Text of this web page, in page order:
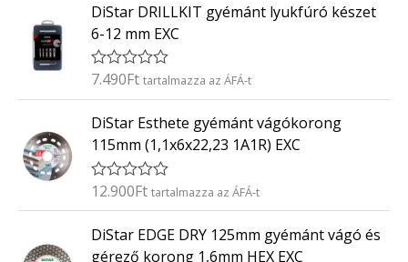
é
k
e
l
s
:
/
5
DiStar DRILLKIT gyémánt lyukfúró készet
6-12 mm EXC
É
é
k
e
l
é
s
:
/
5
7.490Ft tartalmazza az ÁFÁ-t
DiStar Esthete gyémánt vágókorong
115mm (1,1x6x22,23 1A1R) EXC
É
é
12.900Ft tartalmazza az ÁFÁ-t
DiStar EDGE DRY 125mm gyémánt vágó és
gérező korong 1,6mm HEX EXC